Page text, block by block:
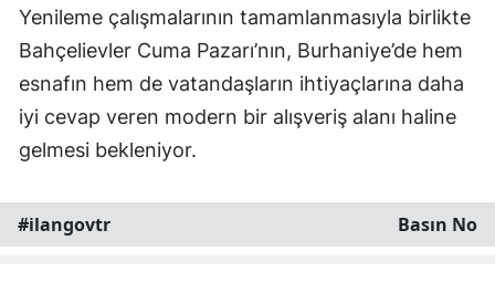
Yenileme çalışmalarının tamamlanmasıyla birlikte
Bahçelievler Cuma Pazarı’nın, Burhaniye’de hem
esnafın hem de vatandaşların ihtiyaçlarına daha
iyi cevap veren modern bir alışveriş alanı haline
gelmesi bekleniyor.
#ilangovtr Basın No